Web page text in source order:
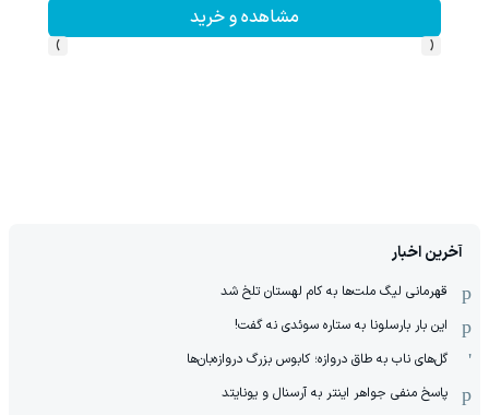
مشاهده و خرید
‹
›
آخرین اخبار
قهرمانی لیگ ملت‌ها به کام لهستان تلخ شد
این بار بارسلونا به ستاره سوئدی نه گفت!
گل‌های ناب به طاق دروازه؛ کابوس بزرگ دروازه‌بان‌ها
پاسخ منفی جواهر اینتر به آرسنال و یونایتد